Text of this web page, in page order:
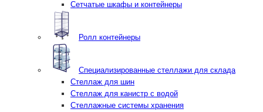
Сетчатые шкафы и контейнеры
Ролл контейнеры
Специализированные стеллажи для склада
Стеллаж для шин
Стеллаж для канистр с водой
Стеллажные системы хранения